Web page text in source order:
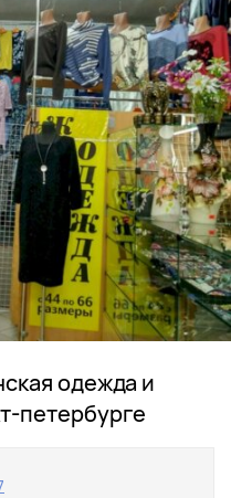
одежда и
петербурге